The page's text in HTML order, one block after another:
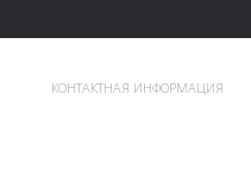
КОНТАКТНАЯ ИНФОРМАЦИЯ